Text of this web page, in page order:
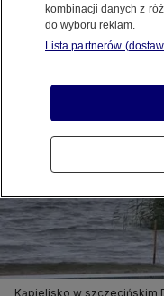
Udostępnij
Kąpielisko w szczecińskim
kombinacji danych z
do wyboru reklam.
Lista partnerów